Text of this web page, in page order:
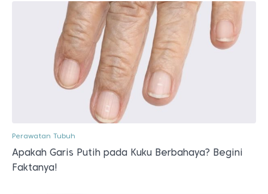
Perawatan Tubuh
Apakah Garis Putih pada Kuku Berbahaya? Begini
Faktanya!